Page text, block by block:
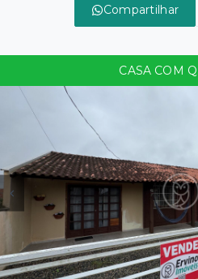
Compartilhar
CASA COM